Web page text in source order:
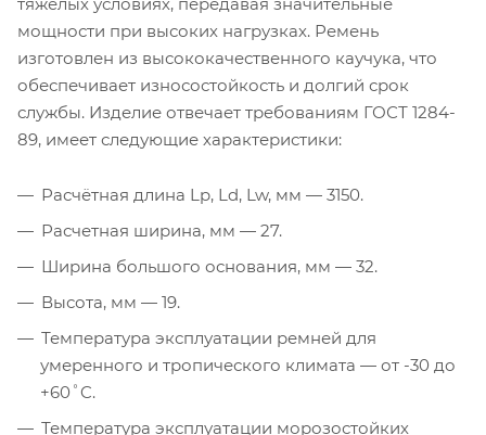
мощности при высоких нагрузках. Ремень
изготовлен из высококачественного каучука, что
обеспечивает износостойкость и долгий срок
службы. Изделие отвечает требованиям ГОСТ 1284-
89, имеет следующие характеристики:
Расчётная длина Lp, Ld, Lw, мм — 3150.
Расчетная ширина, мм — 27.
Ширина большого основания, мм — 32.
Высота, мм — 19.
Температура эксплуатации ремней для
умеренного и тропического климата — от -30 до
+60˚C.
Температура эксплуатации морозостойких